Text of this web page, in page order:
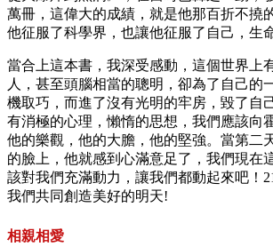
萬冊，這偉大的成績，就是他那百折不撓
他征服了科學界，也讓他征服了自己，生
當合上這本書，我深受感動，這個世界上
人，甚至頭腦相當的聰明，卻為了自己的
機取巧，而進了沒有光明的牢房，毀了自
有消極的心理，懶惰的思想，我們應該向
他的樂觀，他的大膽，他的堅強。當第二
的臉上，他就感到心滿意足了，我們現在
該對我們充滿動力，讓我們都動起來吧！
我們共同創造美好的明天!
相親相愛